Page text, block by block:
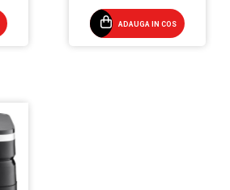
ADAUGA IN COS